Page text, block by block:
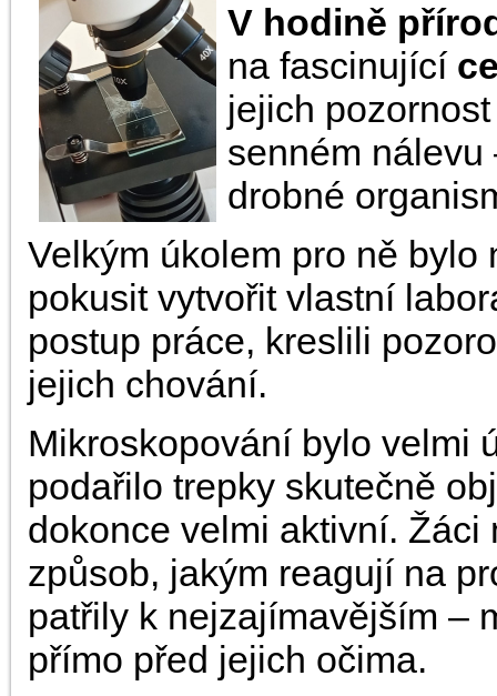
V hodině
na fascinující
jejich
senném nálevu
drobné
Velkým úkolem pro ně
pokusit vytvořit vlastní
postup práce, kreslili
jejich chování.
Mikroskopování bylo velmi
podařilo trepky skutečně
dokonce velmi aktivní.
způsob, jakým reagují na
patřily k nejzajímavějším –
přímo před jejich očima.